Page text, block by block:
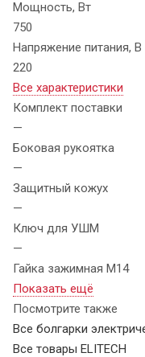
Мощность, Вт
750
Напряжение питания, В
220
Все характеристики
Комплект поставки
—
Боковая рукоятка
—
Защитный кожух
—
Ключ для УШМ
—
Гайка зажимная M14
Показать ещё
Посмотрите также
Все болгарки
Все товары ELITECH